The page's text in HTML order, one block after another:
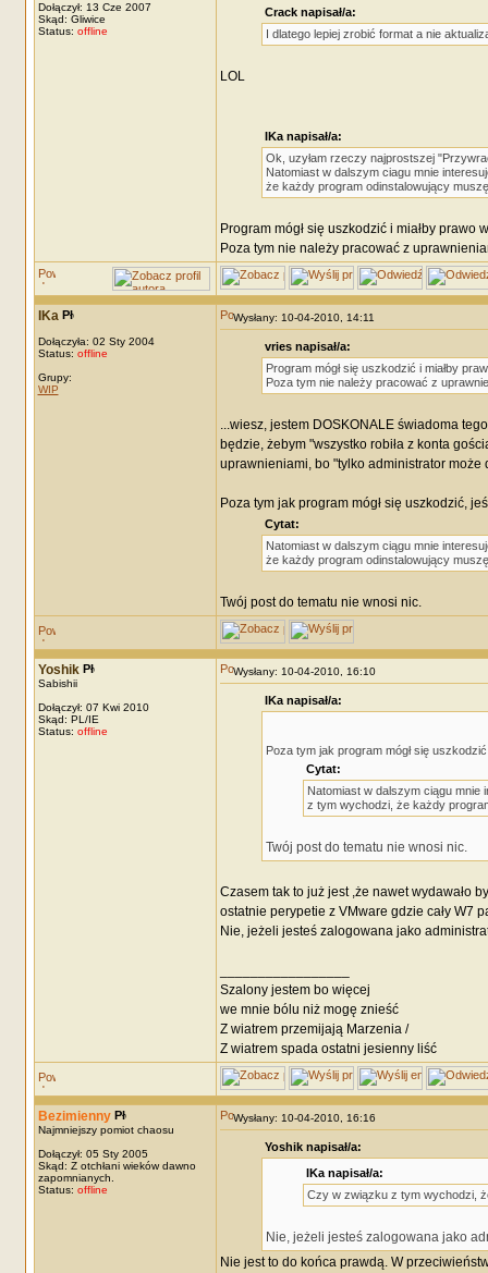
Dołączył: 13 Cze 2007
Skąd: Gliwice
Status: offline
Crack napisał/a:
I dlatego lepiej zrobić format a nie
LOL
IKa napisał/a:
Ok, uzyłam rzeczy najprostszej
Natomiast w dalszym ciagu mnie
że każdy program odinstalowujący
Program mógł się uszkodzić i miałby prawo
Poza tym nie należy pracować z
IKa
Dołączyła: 02 Sty 2004
Status: offline
Grupy:
WIP
Wysłany: 10-04-2010, 14:11
vries napisał/a:
Program mógł się uszkodzić i miałby
Poza tym nie należy pracować z
...wiesz, jestem DOSKONALE świadoma
będzie, żebym "wszystko robiła z konta
uprawnieniami, bo "tylko administrator może
Poza tym jak program mógł się uszkodzić,
Cytat:
Natomiast w dalszym ciągu mnie
że każdy program odinstalowujący
Twój post do tematu nie wnosi nic.
Yoshik
Sabishii
Dołączył: 07 Kwi 2010
Skąd: PL/IE
Status: offline
Wysłany: 10-04-2010, 16:10
IKa napisał/a:
Poza tym jak program mógł się
Cytat:
Natomiast w dalszym ciągu mnie
z tym wychodzi, że każdy
Twój post do tematu nie wnosi nic.
Czasem tak to już jest ,że nawet wydawało
ostatnie perypetie z VMware gdzie cały W7
Nie, jeżeli jesteś zalogowana jako
Szalony jestem bo więcej
we mnie bólu niż mogę znieść
Z wiatrem przemijają Marzenia /
Z wiatrem spada ostatni jesienny liść
Bezimienny
Najmniejszy pomiot chaosu
Dołączył: 05 Sty 2005
Skąd: Z otchłani wieków dawno
zapomnianych.
Status: offline
Wysłany: 10-04-2010, 16:16
Yoshik napisał/a:
IKa napisał/a:
Czy w związku z tym wychodzi,
Nie, jeżeli jesteś zalogowana jako
Nie jest to do końca prawdą. W